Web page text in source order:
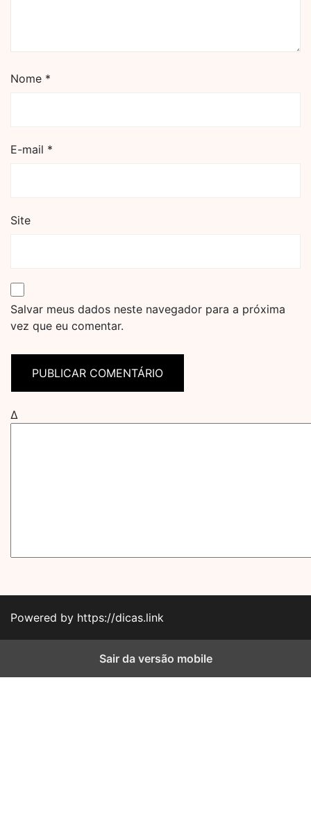
Nome *
E-mail *
Site
Salvar meus dados neste navegador para a próxima
vez que eu comentar.
Δ
Powered by https://dicas.link
Sair da versão mobile